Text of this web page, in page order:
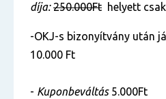
díja: 250.000Ft helyett
-OKJ-s bizonyítvány után
10.000 Ft
- Kuponbeváltás5.000Ft